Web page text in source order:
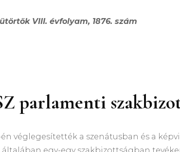
VIII. évfolyam, 1876. szám
parlamenti
véglegesítették a szenátusban és a